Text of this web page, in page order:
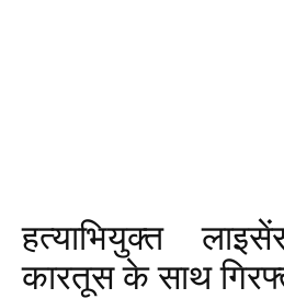
हत्याभियुक्त
कारतूस के साथ